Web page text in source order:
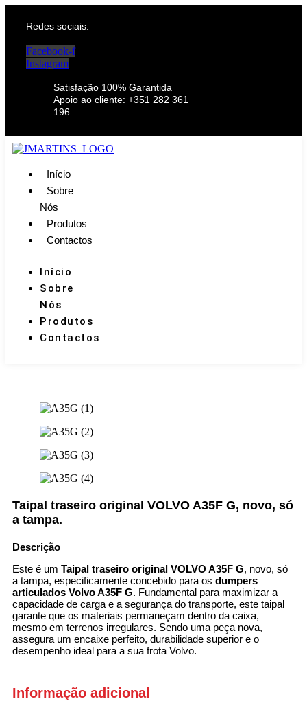
Redes sociais:
Facebook-f
Instagram
Satisfação 100% Garantida
Apoio ao cliente: +351 282 361
196
Início
Sobre
Nós
Produtos
Contactos
Início
Sobre
Nós
Produtos
Contactos
Taipal traseiro original VOLVO A35F G, novo, só
a tampa.
Descrição
Este é um Taipal traseiro original VOLVO A35F G, novo, só
a tampa, especificamente concebido para os dumpers
articulados Volvo A35F G. Fundamental para maximizar a
capacidade de carga e a segurança do transporte, este taipal
garante que os materiais permaneçam dentro da caixa,
mesmo em terrenos irregulares. Sendo uma peça nova,
assegura um encaixe perfeito, durabilidade superior e o
desempenho ideal para a sua frota Volvo.
Informação adicional